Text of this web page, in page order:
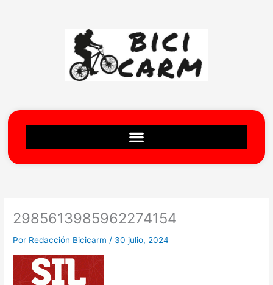
2985613985962274154
Por Redacción Bicicarm / 30 julio, 2024